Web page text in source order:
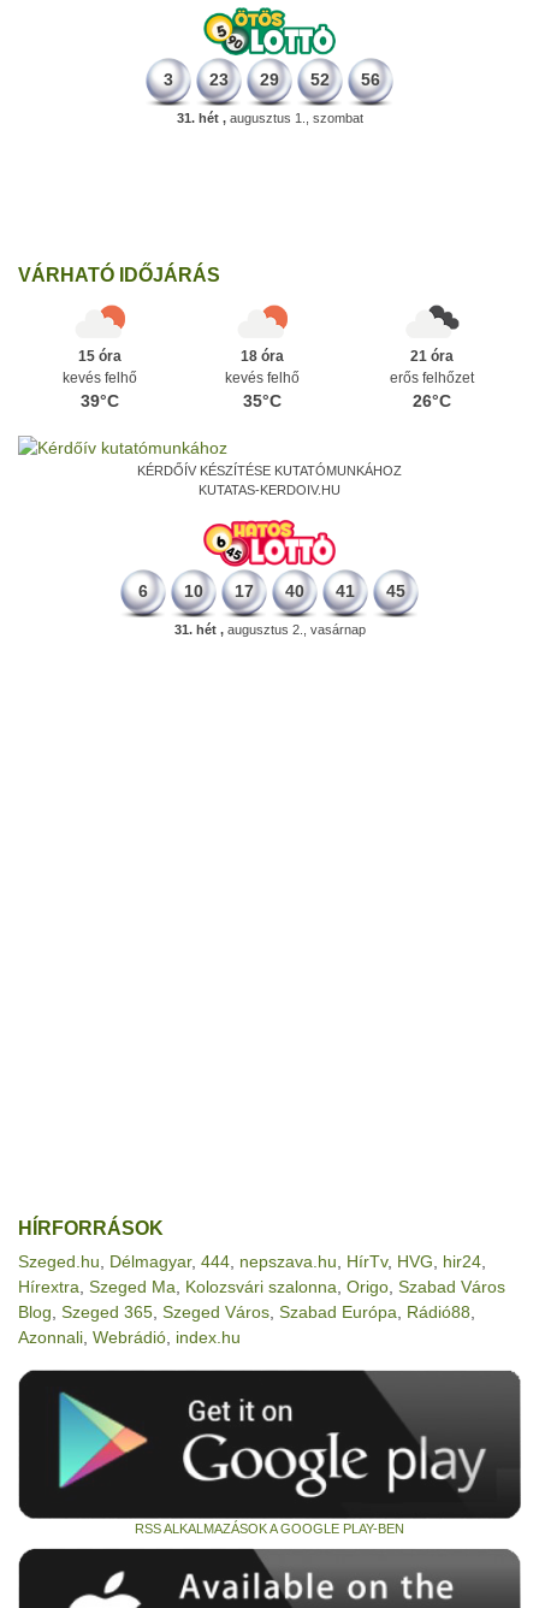
3 23 29 52 56
31. hét ,augusztus 1., szombat
VÁRHATÓ IDŐJÁRÁS
15 óra
kevés felhő
39°C
18 óra
kevés felhő
35°C
21 óra
erős felhőzet
26°C
KÉRDŐÍV KÉSZÍTÉSE KUTATÓMUNKÁHOZ
KUTATAS-KERDOIV.HU
6 10 17 40 41 45
31. hét ,augusztus 2., vasárnap
HÍRFORRÁSOK
Szeged.hu Délmagyar, 444 nepszava.hu HírTv, HVG hir24
Hírextra Szeged Ma Kolozsvári szalonna Origo Szabad Város
Blog Szeged 365 Szeged Város Szabad Európa Rádió88
Azonnali Webrádió index.hu
RSS ALKALMAZÁSOK A GOOGLE PLAY-BEN